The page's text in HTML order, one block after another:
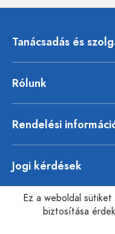
Tanácsadás és
Rólunk
Rendelési
Jogi kérdések
Ez a weboldal
biztosítása